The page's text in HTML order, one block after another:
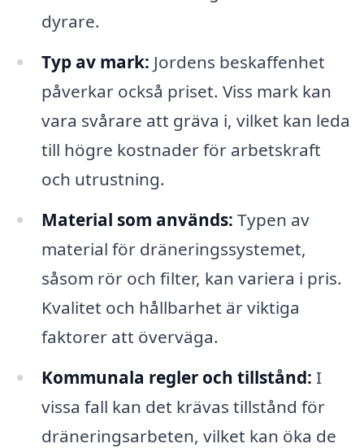
dyrare.
Typ av mark: Jordens beskaffenhet
påverkar också priset. Viss mark kan
vara svårare att gräva i, vilket kan leda
till högre kostnader för arbetskraft
och utrustning.
Material som används: Typen av
material för dräneringssystemet,
såsom rör och filter, kan variera i pris.
Kvalitet och hållbarhet är viktiga
faktorer att överväga.
Kommunala regler och tillstånd: I
vissa fall kan det krävas tillstånd för
dräneringsarbeten, vilket kan öka de